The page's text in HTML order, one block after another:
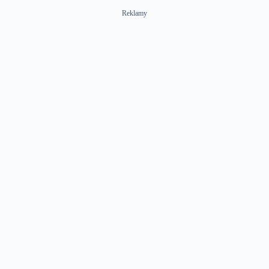
Reklamy